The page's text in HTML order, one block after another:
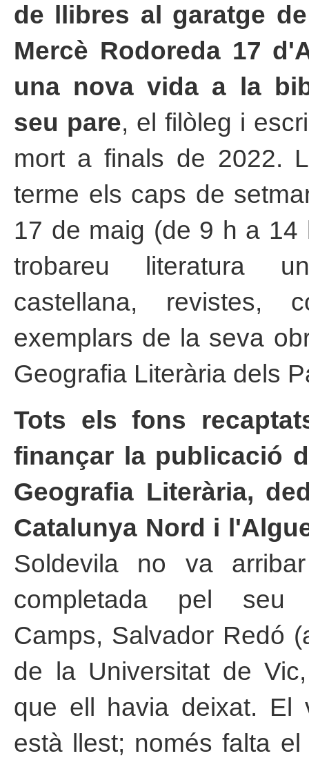
de llibres al garatge
Mercè Rodoreda 17
una nova vida a la
seu pare, el filòleg i
mort a finals de 2022.
terme els caps de
17 de maig (de 9 h a
trobareu literatura
castellana, revistes,
exemplars de la seva
Geografia Literària dels
Tots els fons
finançar la publicació
Geografia Literària,
Catalunya Nord i
Soldevila no va
completada pel seu
Camps, Salvador Redó
de la Universitat de
que ell havia deixat. El
està llest; només falta